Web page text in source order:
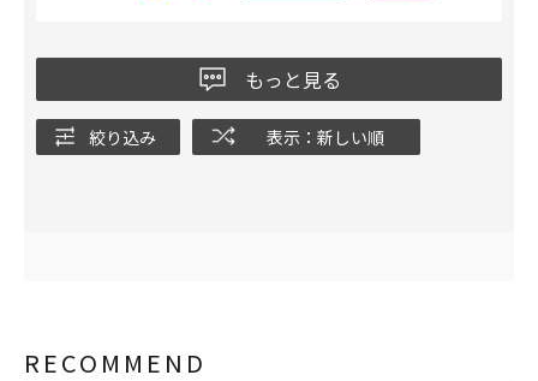
もっと見る
絞り込み 表示：新しい順
RECOMMEND